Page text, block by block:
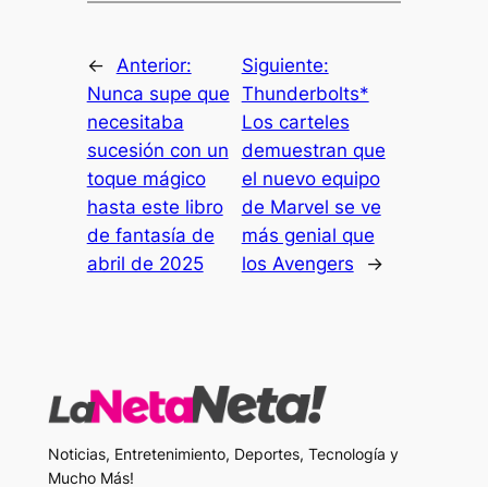
← Anterior:
Nunca supe que
necesitaba
sucesión con un
toque mágico
hasta este libro
de fantasía de
abril de 2025
Siguiente:
Thunderbolts*
Los carteles
demuestran que
el nuevo equipo
de Marvel se ve
más genial que
los Avengers
→
Noticias, Entretenimiento, Deportes, Tecnología y
Mucho Más!